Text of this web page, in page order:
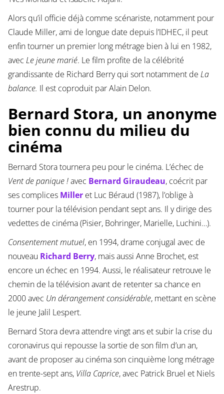
Alors qu’il officie déjà comme scénariste, notamment pour
Claude Miller, ami de longue date depuis l’IDHEC, il peut
enfin tourner un premier long métrage bien à lui en 1982,
avec Le jeune marié. Le film profite de la célébrité
grandissante de Richard Berry qui sort notamment de La
balance. Il est coproduit par Alain Delon.
Bernard Stora, un anonyme
bien connu du milieu du
cinéma
Bernard Stora tournera peu pour le cinéma. L’échec de
Vent de panique !avec Bernard Giraudeau, coécrit par
ses complices Milleret Luc Béraud (1987), l’oblige à
tourner pour la télévision pendant sept ans. Il y dirige des
vedettes de cinéma (Pisier, Bohringer, Marielle, Luchini…).
Consentement mutuel, en 1994, drame conjugal avec de
nouveau Richard Berry, mais aussi Anne Brochet, est
encore un échec en 1994. Aussi, le réalisateur retrouve le
chemin de la télévision avant de retenter sa chance en
2000 avec Un dérangement considérable, mettant en scène
le jeune Jalil Lespert.
Bernard Stora devra attendre vingt ans et subir la crise du
coronavirus qui repousse la sortie de son film d’un an,
avant de proposer au cinéma son cinquième long métrage
en trente-sept ans, Villa Caprice, avec Patrick Bruel et Niels
Arestrup.